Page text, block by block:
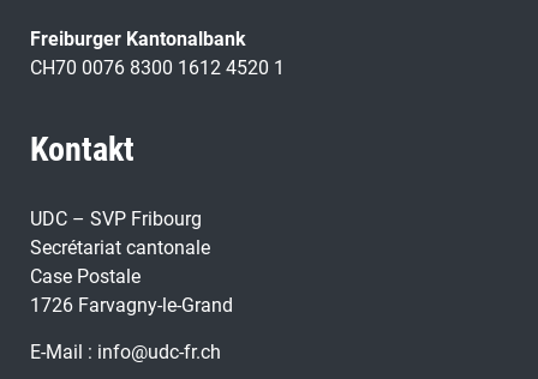
Freiburger Kantonalbank
CH70 0076 8300 1612 4520 1
Kontakt
UDC – SVP Fribourg
Secrétariat cantonale
Case Postale
1726 Farvagny-le-Grand
E-Mail : info@udc-fr.ch